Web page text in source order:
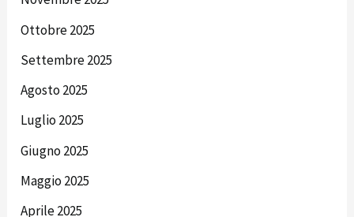
Ottobre 2025
Settembre 2025
Agosto 2025
Luglio 2025
Giugno 2025
Maggio 2025
Aprile 2025